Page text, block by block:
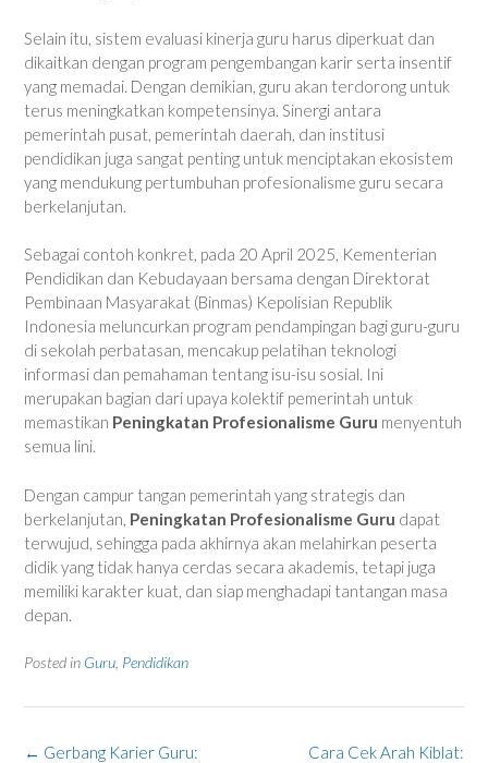
Selain itu, sistem evaluasi kinerja guru harus diperkuat dan
dikaitkan dengan program pengembangan karir serta insentif
yang memadai. Dengan demikian, guru akan terdorong untuk
terus meningkatkan kompetensinya. Sinergi antara
pemerintah pusat, pemerintah daerah, dan institusi
pendidikan juga sangat penting untuk menciptakan ekosistem
yang mendukung pertumbuhan profesionalisme guru secara
berkelanjutan.
Sebagai contoh konkret, pada 20 April 2025, Kementerian
Pendidikan dan Kebudayaan bersama dengan Direktorat
Pembinaan Masyarakat (Binmas) Kepolisian Republik
Indonesia meluncurkan program pendampingan bagi guru-guru
di sekolah perbatasan, mencakup pelatihan teknologi
informasi dan pemahaman tentang isu-isu sosial. Ini
merupakan bagian dari upaya kolektif pemerintah untuk
memastikan Peningkatan Profesionalisme Guru menyentuh
semua lini.
Dengan campur tangan pemerintah yang strategis dan
berkelanjutan, Peningkatan Profesionalisme Guru dapat
terwujud, sehingga pada akhirnya akan melahirkan peserta
didik yang tidak hanya cerdas secara akademis, tetapi juga
memiliki karakter kuat, dan siap menghadapi tantangan masa
depan.
Posted in Guru Pendidikan
Post
Cara Cek Arah Kiblat:
← Gerbang Karier Guru: